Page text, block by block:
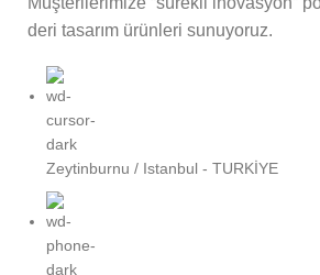
deri tasarım ürünleri sunuyoruz.
Zeytinburnu / Istanbul - TURKİYE